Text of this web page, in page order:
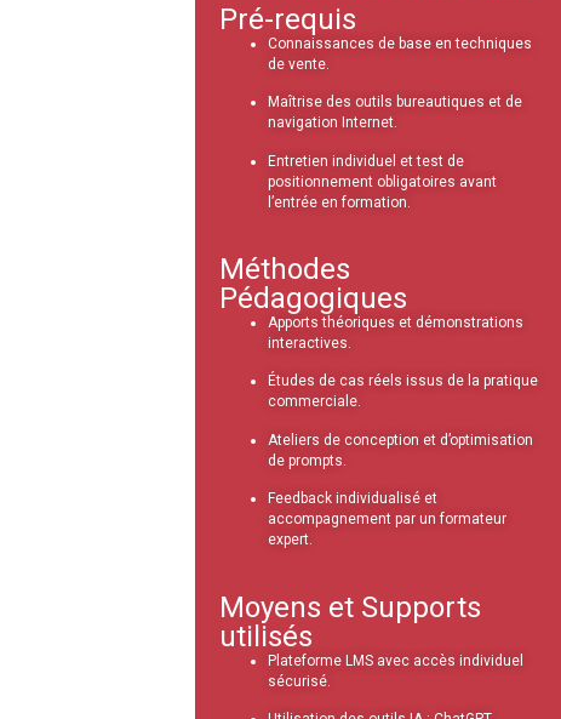
Pré-requis
Connaissances de base en techniques
de vente.
Maîtrise des outils bureautiques et de
navigation Internet.
Entretien individuel et test de
positionnement obligatoires avant
l’entrée en formation.
Méthodes
Pédagogiques
Apports théoriques et démonstrations
interactives.
Études de cas réels issus de la pratique
commerciale.
Ateliers de conception et d’optimisation
de prompts.
Feedback individualisé et
accompagnement par un formateur
expert.
Moyens et Supports
utilisés
Plateforme LMS avec accès individuel
sécurisé.